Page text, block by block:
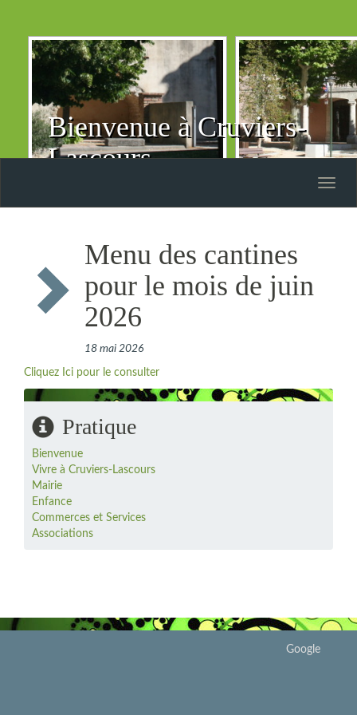
Bienvenue à Cruviers-
Lascours
Toggle
Menu des cantines
pour le mois de juin
2026
18 mai 2026
Cliquez Ici pour le consulter
Pratique
Bienvenue
Vivre à Cruviers-Lascours
Mairie
Enfance
Commerces et Services
Associations
Google